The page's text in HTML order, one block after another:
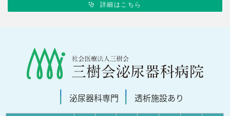
詳細はこちら
泌尿器科専門 透析施設あり